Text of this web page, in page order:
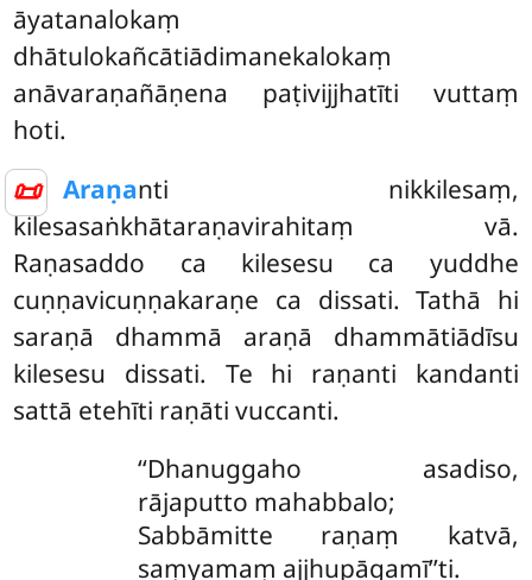
📜
āyatanalokaṃ
dhātulokañcātiādimanekalokaṃ
anāvaraṇañāṇena paṭivijjhatīti vuttaṃ
hoti.
Araṇanti nikkilesaṃ,
kilesasaṅkhātaraṇavirahitaṃ vā.
Raṇasaddo ca kilesesu ca yuddhe
cuṇṇavicuṇṇakaraṇe ca dissati. Tathā hi
saraṇā dhammā araṇā dhammātiādīsu
kilesesu dissati. Te hi raṇanti kandanti
sattā etehīti raṇāti vuccanti.
‘‘Dhanuggaho asadiso,
rājaputto mahabbalo;
Sabbāmitte raṇaṃ katvā,
saṃyamaṃ ajjhupāgamī’’ti.